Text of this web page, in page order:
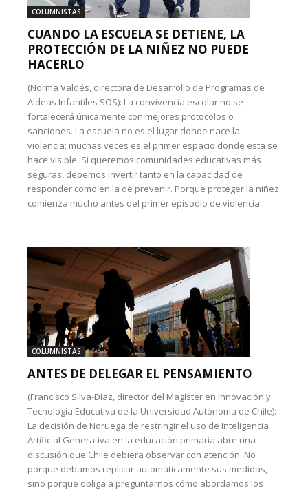
COLUMNISTAS
CUANDO LA ESCUELA SE DETIENE, LA
PROTECCIÓN DE LA NIÑEZ NO PUEDE
HACERLO
(Norma Valdés, directora de Desarrollo de Programas de
Aldeas Infantiles SOS): La convivencia escolar no se
fortalecerá únicamente con mejores protocolos o
sanciones. La escuela no es el lugar donde nace la
violencia; muchas veces es el primer espacio donde esta se
hace visible. Si queremos comunidades educativas más
seguras, debemos invertir tanto en la capacidad de
responder como en la de prevenir. Porque proteger la niñez
comienza mucho antes del primer episodio de violencia.
COLUMNISTAS
ANTES DE DELEGAR EL PENSAMIENTO
(Francisco Silva-Díaz, director del Magíster en Innovación y
Tecnología Educativa de la Universidad Autónoma de Chile):
La decisión de Noruega de restringir el uso de Inteligencia
Artificial Generativa en la educación primaria abre una
discusión que Chile debiera observar con atención. No
porque debamos replicar automáticamente sus medidas,
sino porque obliga a preguntarnos cómo abordamos los